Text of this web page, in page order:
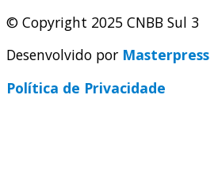
© Copyright 2025 CNBB Sul 3
Desenvolvido por Masterpress
Política de Privacidade